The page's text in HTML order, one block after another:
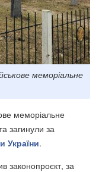
меморіальне
меморіальне
загинули за
України.
законопроєкт, за